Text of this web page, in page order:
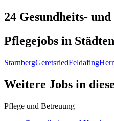
24 Gesundheits-
Pflegejobs in Städten
StarnbergGeretsriedFeldafing
Weitere Jobs in
Pflege und Betreuung